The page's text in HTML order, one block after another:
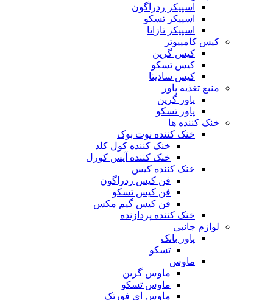
اسپیکر ردراگون
اسپیکر تسکو
اسپیکر تازاتا
کیس کامپیوتر
کیس گرین
کیس تسکو
کیس سادیتا
منبع تغذیه‌ پاور
پاور گرین
پاور تسکو
خنک کننده ها
خنک کننده نوت بوک
خنک کننده کول کلد
خنک کننده آیس کورل
خنک کننده کیس
فن کیس ردراگون
فن کیس تسکو
فن کیس گیم مکس
خنک کننده پردازنده
لوازم جانبی
پاور بانک
تسکو
ماوس
ماوس گرین
ماوس تسکو
ماوس ای فورتک